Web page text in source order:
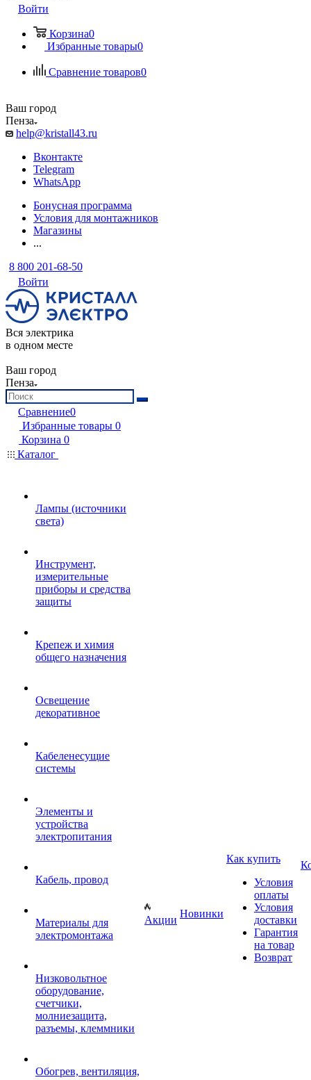
Войти
Корзина0
Избранные товары0
Сравнение товаров0
Ваш город
Пенза
help@kristall43.ru
Вконтакте
Telegram
WhatsApp
Бонусная программа
Условия для монтажников
Магазины
...
8 800 201-68-50
Войти
Вся электрика
в одном месте
Ваш город
Пенза
Сравнение0
Избранные товары 0
Корзина 0
Каталог
Лампы (источники
света)
Инструмент,
измерительные
приборы и средства
защиты
Крепеж и химия
общего назначения
Освещение
декоративное
Кабеленесущие
системы
Элементы и
устройства
электропитания
Кабель, провод
Материалы для
электромонтажа
Низковольтное
оборудование,
счетчики,
молниезащита,
разъемы, клеммники
Обогрев, вентиляция,
Акции
Новинки
Как купить
Условия
оплаты
Условия
доставки
Гарантия
на товар
Возврат